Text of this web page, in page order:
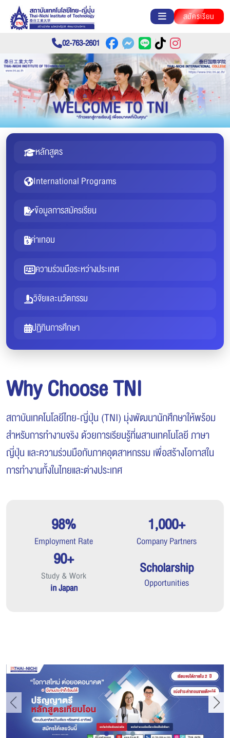
สมัครเรียน
02-763-2601
หลักสูตร
International Programs
ข้อมูลการสมัครเรียน
ค่าเทอม
ความร่วมมือระหว่างประเทศ
วิจัยและนวัตกรรม
ปฏิทินการศึกษา
Why Choose TNI
สถาบันเทคโนโลยีไทย-ญี่ปุ่น (TNI) มุ่งพัฒนานักศึกษาให้พร้อม
สำหรับการทำงานจริง ด้วยการเรียนรู้ที่ผสานเทคโนโลยี ภาษา
ญี่ปุ่น และความร่วมมือกับภาคอุตสาหกรรม เพื่อสร้างโอกาสใน
การทำงานทั้งในไทยและต่างประเทศ
98%
Employment Rate
1,000+
Company Partners
90+
Study & Work
in Japan
Scholarship
Opportunities